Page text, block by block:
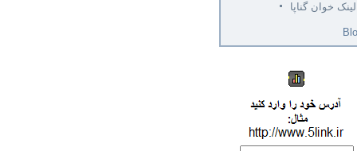
لینک خوان گناپا